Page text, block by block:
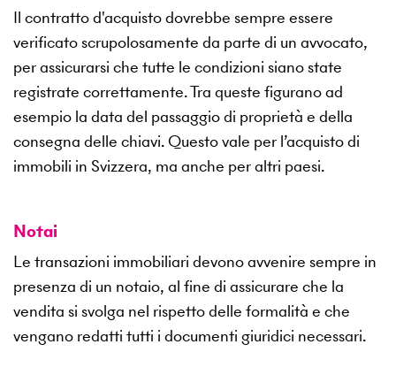
Il contratto d'acquisto dovrebbe sempre essere
verificato scrupolosamente da parte di un avvocato,
per assicurarsi che tutte le condizioni siano state
registrate correttamente. Tra queste figurano ad
esempio la data del passaggio di proprietà e della
consegna delle chiavi. Questo vale per l’acquisto di
immobili in Svizzera, ma anche per altri paesi.
Notai
Le transazioni immobiliari devono avvenire sempre in
presenza di un notaio, al fine di assicurare che la
vendita si svolga nel rispetto delle formalità e che
vengano redatti tutti i documenti giuridici necessari.